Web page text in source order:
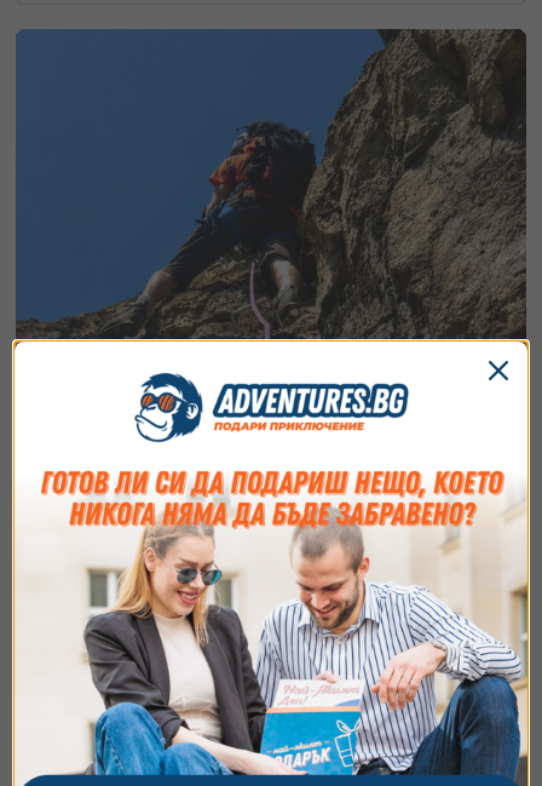
Два дни виа ферати и каньони в Централна
възможен начин - с виа ферати, каньони и водопади!
Уикенд
с. Енина (Казанлък)
от135€/264.04 лв.
Съгласие Подробности Относно
Ние използваме бисквитки. Използваме
бисквитки и подобни технологии, за да осигурим
работата на уебсайта, да подобрим
изживяването ви, да анализираме използването
на сайта и да ви показваме персонализирано
съдържание и реклами. Можете да приемете